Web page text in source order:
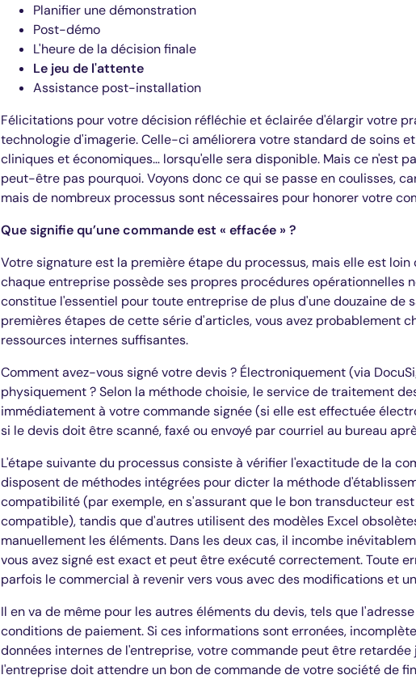
Planifier une démonstration
Post-démo
L'heure de la décision finale
Le jeu de l'attente
Assistance post-installation
Félicitations pour votre décision réfléchie et éclairée d'élargir votre
technologie d'imagerie. Celle-ci améliorera votre standard de soins
cliniques et économiques… lorsqu'elle sera disponible. Mais ce n'est
peut-être pas pourquoi. Voyons donc ce qui se passe en coulisses,
mais de nombreux processus sont nécessaires pour honorer votre
Que signifie qu’une commande est « effacée » ?
Votre signature est la première étape du processus, mais elle est loin
chaque entreprise possède ses propres procédures opérationnelles
constitue l'essentiel pour toute entreprise de plus d'une douzaine de
premières étapes de cette série d'articles, vous avez probablement
ressources internes suffisantes.
Comment avez-vous signé votre devis ? Électroniquement (via
physiquement ? Selon la méthode choisie, le service de traitement
immédiatement à votre commande signée (si elle est effectuée
si le devis doit être scanné, faxé ou envoyé par courriel au bureau
L'étape suivante du processus consiste à vérifier l'exactitude de la
disposent de méthodes intégrées pour dicter la méthode
compatibilité (par exemple, en s'assurant que le bon transducteur
compatible), tandis que d'autres utilisent des modèles Excel
manuellement les éléments. Dans les deux cas, il incombe
vous avez signé est exact et peut être exécuté correctement. Toute
parfois le commercial à revenir vers vous avec des modifications et
Il en va de même pour les autres éléments du devis, tels que
conditions de paiement. Si ces informations sont erronées,
données internes de l'entreprise, votre commande peut être retardée
l'entreprise doit attendre un bon de commande de votre société de